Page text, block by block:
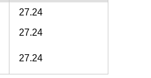
27.24
27.24
27.24